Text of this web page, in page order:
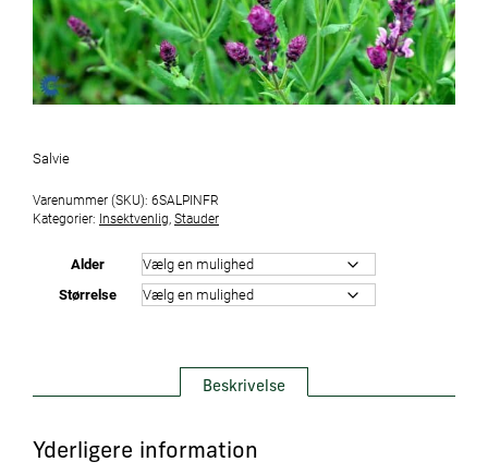
Salvie
Varenummer (SKU): 6SALPINFR
Kategorier: Insektvenlig Stauder
Alder
Størrelse
Beskrivelse
Yderligere information